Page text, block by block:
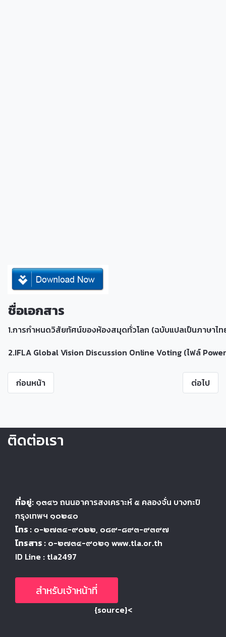
ชื่อเอกสาร
1.การกำหนดวิสัยทัศน์ของห้องสมุดทั่วโลก (ฉบับแปลเป็นภาษาไ
2.IFLA Global Vision Discussion Online Voting (ไฟล์
ก่อนหน้า ต่อไป
ติดต่อเรา
ที่อยู่: ๑๓๔๖ ถนนอาคารสงเคราะห์ ๕ คลองจั่น บางกะปิ
กรุงเทพฯ ๑๐๒๔๐
โทร : ๐-๒๗๓๔-๙๐๒๒, ๐๘๙-๘๙๓-๙๓๙๗
โทรสาร : ๐-๒๗๓๔-๙๐๒๑ www.tla.or.th
ID Line : tla2497
สำหรับเจ้าหน้าที่
{source}<